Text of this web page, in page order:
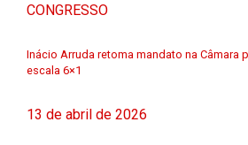
CONGRESSO
Inácio Arruda retoma mandato na Câmara
escala 6×1
13 de abril de 2026